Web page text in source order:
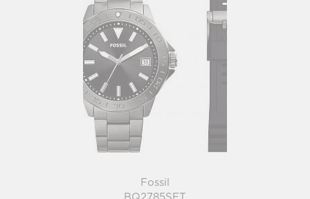
Fossil
BQ2785SET
Fossil